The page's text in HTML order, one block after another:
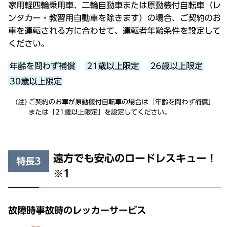
家用軽四輪乗用車、二輪自動車または原動機付自転車（レ
ンタカー・教習用自動車を除きます）の場合、ご契約のお
車を運転される方に合わせて、運転者年齢条件を設定して
ください。
年齢を問わず補償 21歳以上限定
26歳以上限定
30歳以上限定
ご契約のお車が原動機付自転車の場合は「年齢を問わず補償」
または「21歳以上限定」を設定してください。
特長3
遠方でも安心のロードレスキュー！
※1
故障時事故時のレッカーサービス